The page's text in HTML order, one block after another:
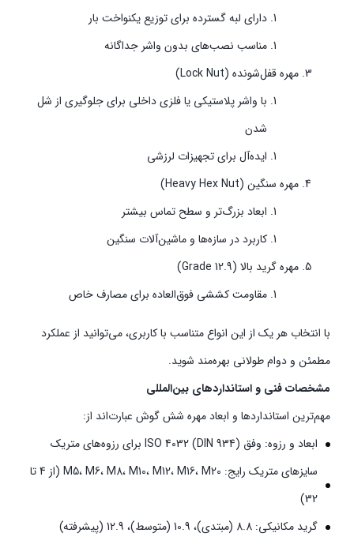
دارای لبه گسترده برای توزیع یکنواخت بار
مناسب نصب‌های بدون واشر جداگانه
مهره قفل‌شونده (Lock Nut)
با واشر پلاستیکی یا فلزی داخلی برای جلوگیری از شل
شدن
ایده‌آل برای تجهیزات لرزشی
مهره سنگین (Heavy Hex Nut)
ابعاد بزرگ‌تر و سطح تماس بیشتر
کاربرد در سازه‌ها و ماشین‌آلات سنگین
مهره گرید بالا (Grade 12.9)
مقاومت کششی فوق‌العاده برای مصارف خاص
با انتخاب هر یک از این انواع متناسب با کاربری، می‌توانید از عملکرد
مطمئن و دوام طولانی بهره‌مند شوید.
مشخصات فنی و استانداردهای بین‌المللی
مهم‌ترین استانداردها و ابعاد مهره شش گوش عبارت‌اند از:
ابعاد و رزوه: وفق ISO 4032 (DIN 934) برای رزوه‌های متریک
سایزهای متریک رایج: M5، M6، M8، M10، M12، M16، M20 (از 4 تا
32)
گرید مکانیکی: 8.8 (مبتدی)، 10.9 (متوسط)، 12.9 (پیشرفته)